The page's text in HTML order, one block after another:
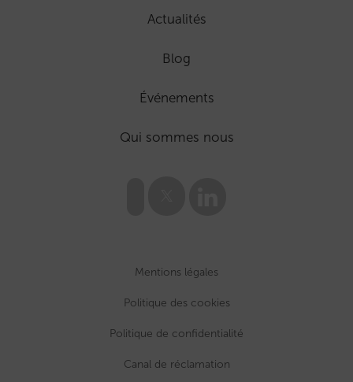
Actualités
Blog
Événements
Qui sommes nous
Mentions légales
Politique des cookies
Politique de confidentialité
Canal de réclamation